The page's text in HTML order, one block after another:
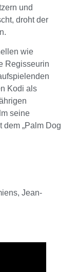
und
droht der
wie
Regisseurin
Kodi als
seine
dem „Palm Dog
Jean-